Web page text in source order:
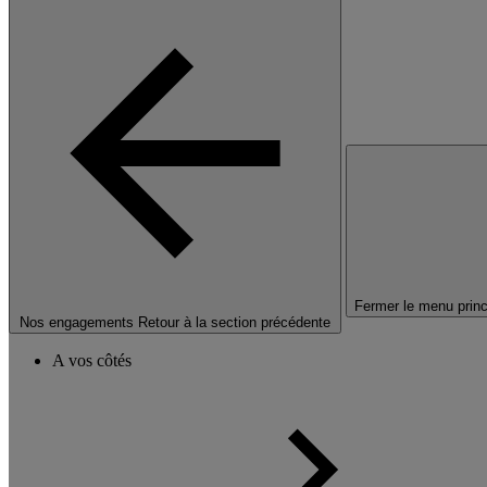
Nos engagements Retour à la section précédente
Fermer le menu
A vos côtés